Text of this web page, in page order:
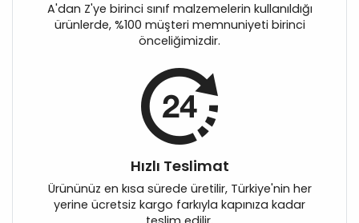
A'dan Z'ye birinci sınıf malzemelerin kullanıldığı
ürünlerde, %100 müşteri memnuniyeti birinci
önceliğimizdir.
Hızlı Teslimat
Ürününüz en kısa sürede üretilir, Türkiye'nin her
yerine ücretsiz kargo farkıyla kapınıza kadar